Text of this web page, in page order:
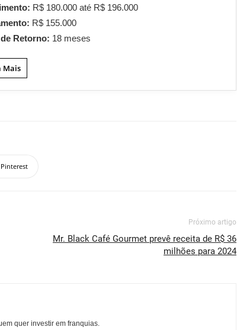
R$ 180.000 até R$ 196.000
R$ 155.000
Retorno: 18 meses
Mais
Pinterest
Próximo artigo
Mr. Black Café Gourmet prevê receita de R$ 36
milhões para 2024
quer investir em franquias.